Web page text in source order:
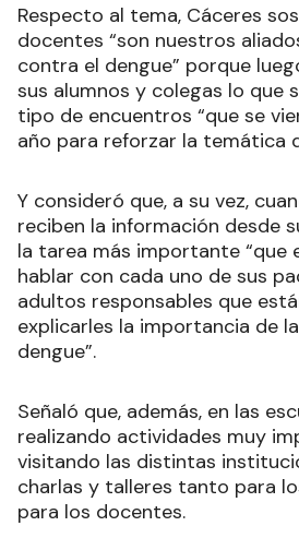
Respecto al tema, Cáceres
docentes “son nuestros
contra el dengue” porque
sus alumnos y colegas lo que
tipo de encuentros “que se
año para reforzar la temática
Y consideró que, a su vez,
reciben la información desde
la tarea más importante “que
hablar con cada uno de sus
adultos responsables que
explicarles la importancia de
dengue”.
Señaló que, además, en las
realizando actividades muy
visitando las distintas
charlas y talleres tanto para
para los docentes.